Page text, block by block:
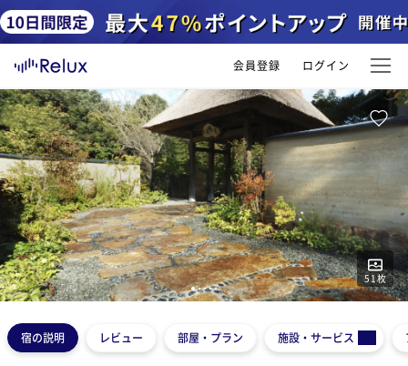
会員登録 ログイン
51枚
12345
宿の説明 レビュー 部屋・プラン 施設・サービス